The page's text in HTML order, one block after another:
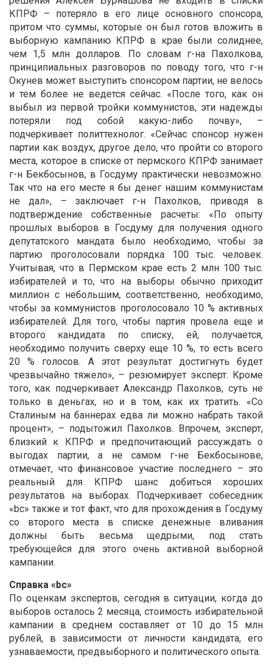
КПРФ – потеряло в его лице основного спонсора,
притом что суммы, которые он был готов вложить в
выборную кампанию КПРФ в крае были солиднее,
чем 1,5 млн долларов. По словам г-на Пахолкова,
принципиальных разговоров по поводу того, что г-н
Окунев может выступить спонсором партии, не велось
и тем более не ведется сейчас. «После того, как он
выбыл из первой тройки коммунистов, эти надежды
потеряли под собой какую-либо почву», –
подчеркивает политтехнолог. «Сейчас спонсор нужен
партии как воздух, другое дело, что пройти со второго
места, которое в списке от пермского КПРФ занимает
г-н Бекбосынов, в Госдуму практически невозможно.
Так что на его месте я бы денег нашим коммунистам
не дал», – заключает г-н Пахолков, приводя в
подтверждение собственные расчеты: «По опыту
прошлых выборов в Госдуму для получения одного
депутатского мандата было необходимо, чтобы за
партию проголосовали порядка 100 тыс. человек.
Учитывая, что в Пермском крае есть 2 млн 100 тыс.
избирателей и то, что на выборы обычно приходит
миллион с небольшим, соответственно, необходимо,
чтобы за коммунистов проголосовало 10 % активных
избирателей. Для того, чтобы партия провела еще и
второго кандидата по списку, ей, получается,
необходимо получить сверху еще 10 %, то есть всего
20 % голосов. А этот результат достигнуть будет
чрезвычайно тяжело», – резюмирует эксперт. Кроме
того, как подчеркивает Александр Пахолков, суть не
только в деньгах, но и в том, как их тратить. «Со
Сталиным на баннерах едва ли можно набрать такой
процент», – подытожил Пахолков. Впрочем, эксперт,
близкий к КПРФ и предпочитающий рассуждать о
выгодах партии, а не самом г-не Бекбосынове,
отмечает, что финансовое участие последнего – это
реальный для КПРФ шанс добиться хороших
результатов на выборах. Подчеркивает собеседник
«bc» также и тот факт, что для прохождения в Госдуму
со второго места в списке денежные вливания
должны быть весьма щедрыми, под стать
требующейся для этого очень активной выборной
кампании.
Справка «bc»
По оценкам экспертов, сегодня в ситуации, когда до
выборов осталось 2 месяца, стоимость избирательной
кампании в среднем составляет от 10 до 15 млн
рублей, в зависимости от личности кандидата, его
узнаваемости, предвыборного и политического опыта.